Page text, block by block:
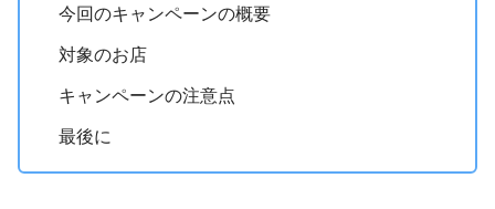
今回のキャンペーンの概要
対象のお店
キャンペーンの注意点
最後に